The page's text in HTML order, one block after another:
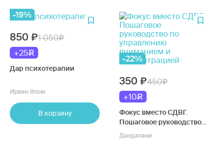
-19%
850
1 050
+25
Дар психотерапии
Ирвин Ялом
В корзину
-22%
350
450
+10
Фокус вместо СДВГ.
Пошаговое руководство
по управлению
Дандапани